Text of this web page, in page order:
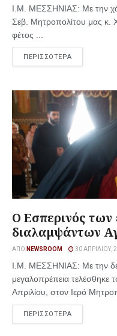
Ι.Μ. ΜΕΣΣΗΝΙΑΣ: Με την
Σεβ. Μητροπολίτου μας κ.
φέτος ...
ΠΕΡΙΣΣΟΤΕΡΑ
Ο Εσπερινός
διαλαμψάντων
ΑΠΌ NEWSROOM 30 ΑΠΡΙΛΊΟΥ,
Ι.Μ. ΜΕΣΣΗΝΙΑΣ: Με την
μεγαλοπρέπεια
Απριλίου, στον Ιερό
ΠΕΡΙΣΣΟΤΕΡΑ